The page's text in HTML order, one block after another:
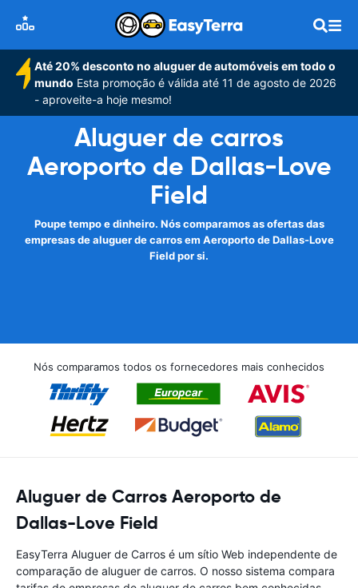
Até 20% desconto no aluguer de automóveis em todo o
mundo Esta promoção é válida até 11 de agosto de 2026
- aproveite-a hoje mesmo!
Aluguer de carros
Aeroporto de Dallas-Love
Field
Poupe tempo e dinheiro. Nós comparamos as ofertas das
empresas de aluguer de carros em Aeroporto de Dallas-Love
Field por si.
Nós comparamos todos os fornecedores mais conhecidos
Aluguer de Carros Aeroporto de
Dallas-Love Field
EasyTerra Aluguer de Carros é um sítio Web independente de
comparação de aluguer de carros. O nosso sistema compara